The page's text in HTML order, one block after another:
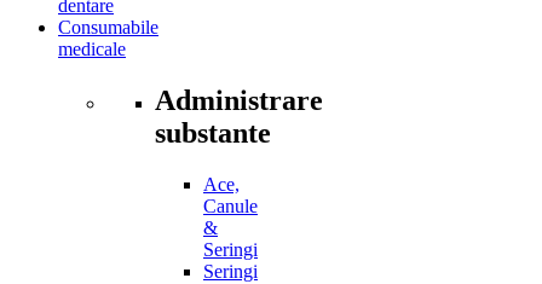
dentare
Consumabile
medicale
Administrare
substante
Ace,
Canule
&
Seringi
Seringi